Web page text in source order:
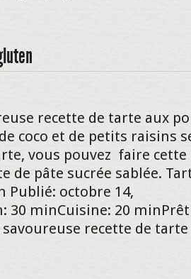
recette de tarte aux
coco et de petits raisins
vous pouvez faire cette
de pâte sucrée sablée.
Publié: octobre 14,
30 minCuisine: 20
savoureuse recette de